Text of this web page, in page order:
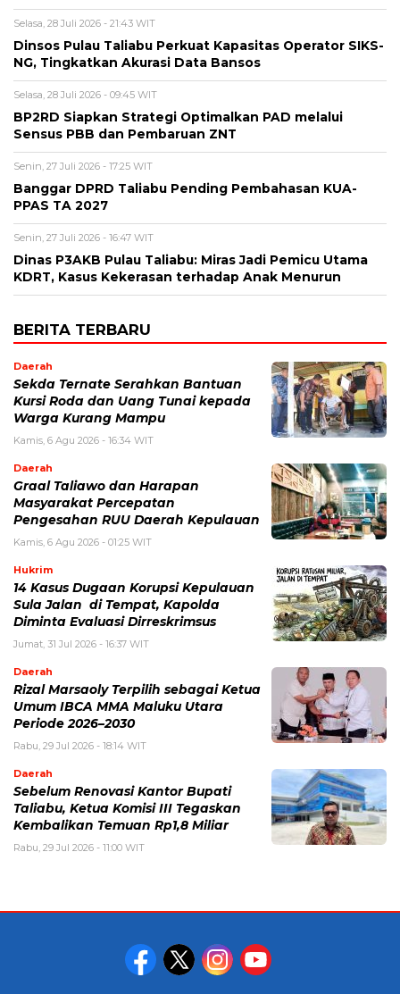
Selasa, 28 Juli 2026 - 21:43 WIT
Dinsos Pulau Taliabu Perkuat Kapasitas Operator SIKS-
NG, Tingkatkan Akurasi Data Bansos
Selasa, 28 Juli 2026 - 09:45 WIT
BP2RD Siapkan Strategi Optimalkan PAD melalui
Sensus PBB dan Pembaruan ZNT
Senin, 27 Juli 2026 - 17:25 WIT
Banggar DPRD Taliabu Pending Pembahasan KUA-
PPAS TA 2027
Senin, 27 Juli 2026 - 16:47 WIT
Dinas P3AKB Pulau Taliabu: Miras Jadi Pemicu Utama
KDRT, Kasus Kekerasan terhadap Anak Menurun
BERITA TERBARU
Daerah
Sekda Ternate Serahkan Bantuan
Kursi Roda dan Uang Tunai kepada
Warga Kurang Mampu
Kamis, 6 Agu 2026 - 16:34 WIT
Daerah
Graal Taliawo dan Harapan
Masyarakat Percepatan
Pengesahan RUU Daerah Kepulauan
Kamis, 6 Agu 2026 - 01:25 WIT
Hukrim
14 Kasus Dugaan Korupsi Kepulauan
Sula Jalan di Tempat, Kapolda
Diminta Evaluasi Dirreskrimsus
Jumat, 31 Jul 2026 - 16:37 WIT
Daerah
Rizal Marsaoly Terpilih sebagai Ketua
Umum IBCA MMA Maluku Utara
Periode 2026–2030
Rabu, 29 Jul 2026 - 18:14 WIT
Daerah
Sebelum Renovasi Kantor Bupati
Taliabu, Ketua Komisi III Tegaskan
Kembalikan Temuan Rp1,8 Miliar
Rabu, 29 Jul 2026 - 11:00 WIT